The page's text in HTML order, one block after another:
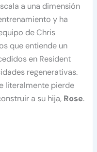
a una dimensión
y ha
de Chris
que entiende un
en Resident
regenerativas.
literalmente pierde
a su hija, Rose.